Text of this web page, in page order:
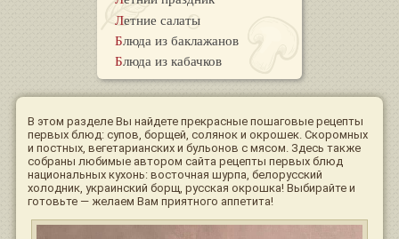
Летние салаты
Блюда из баклажанов
Блюда из кабачков
В этом разделе Вы найдете прекрасные пошаговые рецепты
первых блюд: супов, борщей, солянок и окрошек. Скоромных
и постных, вегетарианских и бульонов с мясом. Здесь также
собраны любимые автором сайта рецепты первых блюд
национальных кухонь: восточная шурпа, белорусский
холодник, украинский борщ, русская окрошка! Выбирайте и
готовьте — желаем Вам приятного аппетита!